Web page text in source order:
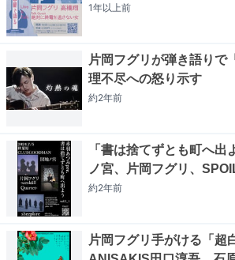
1年以上前
片岡フグリが弾き語りで
理不尽への怒り示す
約2年前
「書は捨てずとも町へ出
ノ宮、片岡フグリ、
約2年前
片岡フグリ手がける「超